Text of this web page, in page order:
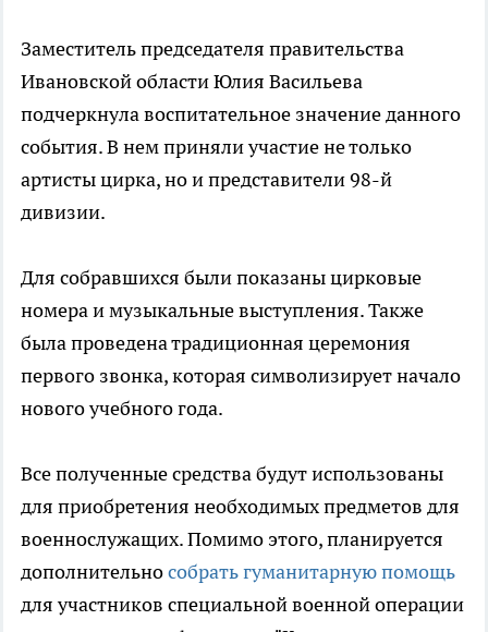
Заместитель председателя правительства
Ивановской области Юлия Васильева
подчеркнула воспитательное значение данного
события. В нем приняли участие не только
артисты цирка, но и представители 98-й
дивизии.
Для собравшихся были показаны цирковые
номера и музыкальные выступления. Также
была проведена традиционная церемония
первого звонка, которая символизирует начало
нового учебного года.
Все полученные средства будут использованы
для приобретения необходимых предметов для
военнослужащих. Помимо этого, планируется
дополнительнособрать гуманитарную помощь
для участников специальной военной операции